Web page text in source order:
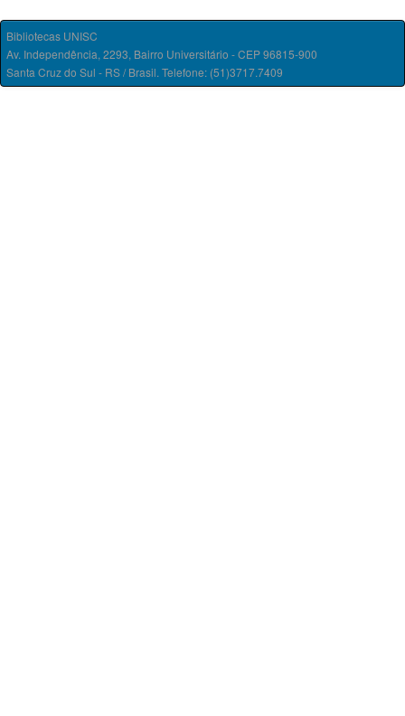
Bibliotecas UNISC
Av. Independência, 2293, Bairro Universitário - CEP 96815-900
Santa Cruz do Sul - RS / Brasil. Telefone: (51)3717.7409